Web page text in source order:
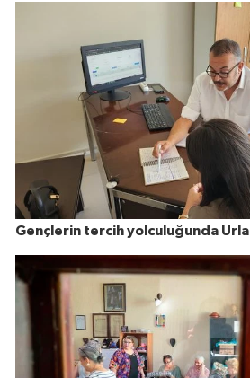
Gençlerin tercih yolculuğunda Urla